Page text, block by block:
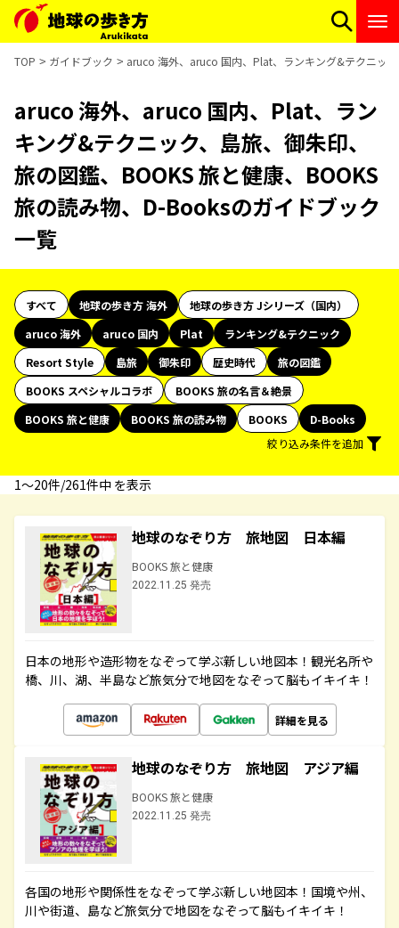
TOP ガイドブック aruco 海外、aruco 国内、Plat、ランキング&テクニッ
aruco 海外、aruco 国内、Plat、ラン
キング&テクニック、島旅、御朱印、
旅の図鑑、BOOKS 旅と健康、BOOKS
旅の読み物、D-Booksのガイドブック
一覧
すべて 地球の歩き方 海外
地球の歩き方 Jシリーズ（国内）
aruco 海外
aruco 国内 Plat
ランキング&テクニック
Resort Style
島旅 御朱印 歴史時代
旅の図鑑
BOOKS スペシャルコラボ
BOOKS 旅の名言＆絶景
BOOKS 旅と健康
BOOKS 旅の読み物 BOOKS
D-Books
絞り込み条件を追加
1〜20件/261件中 を表示
地球のなぞり方 旅地図 日本編
BOOKS 旅と健康
2022.11.25 発売
日本の地形や造形物をなぞって学ぶ新しい地図本！観光名所や
橋、川、湖、半島など旅気分で地図をなぞって脳もイキイキ！
詳細を見る
地球のなぞり方 旅地図 アジア編
BOOKS 旅と健康
2022.11.25 発売
各国の地形や関係性をなぞって学ぶ新しい地図本！国境や州、
川や街道、島など旅気分で地図をなぞって脳もイキイキ！